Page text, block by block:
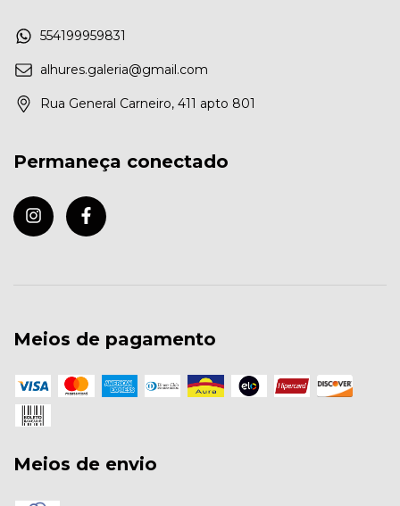
554199959831
alhures.galeria@gmail.com
Rua General Carneiro, 411 apto 801
Permaneça conectado
Meios de pagamento
Meios de envio